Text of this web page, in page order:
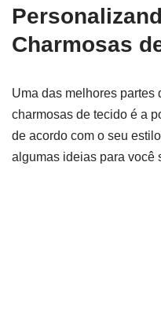
Charmosas
Uma das melhores partes
charmosas de tecido é a
de acordo com o seu
algumas ideias para você